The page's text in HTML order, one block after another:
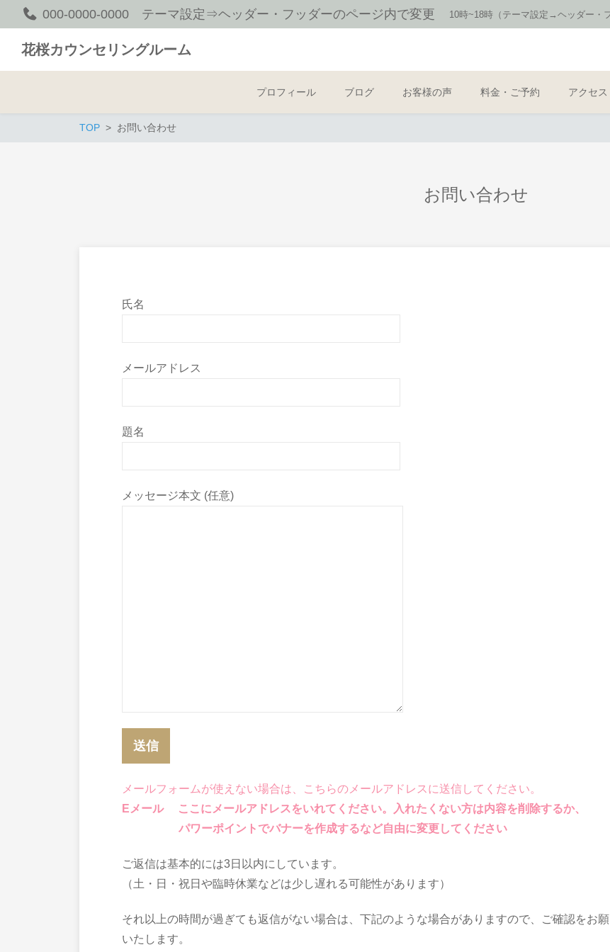
000-0000-0000 テーマ設定⇒ヘッダー・フッダーのページ内で変更 10時~18時（テーマ設定→ヘッダー・
花桜カウンセリングルーム
プロフィール ブログ お客様の声 料金・ご予約 アクセス
TOP お問い合わせ
お問い合わせ
氏名
メールアドレス
題名
メッセージ本文 (任意)
メールフォームが使えない場合は、こちらのメールアドレスに送信してください。
Eメール
ここにメールアドレスをいれてください。入れたくない方は内容を削除するか、
パワーポイントでバナーを作成するなど自由に変更してください
ご返信は基本的には3日以内にしています。
（土・日・祝日や臨時休業などは少し遅れる可能性があります）
それ以上の時間が過ぎても返信がない場合は、下記のような場合がありますので、ご確認をお
いたします。